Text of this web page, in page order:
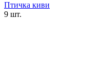
Птичка киви
9 шт.